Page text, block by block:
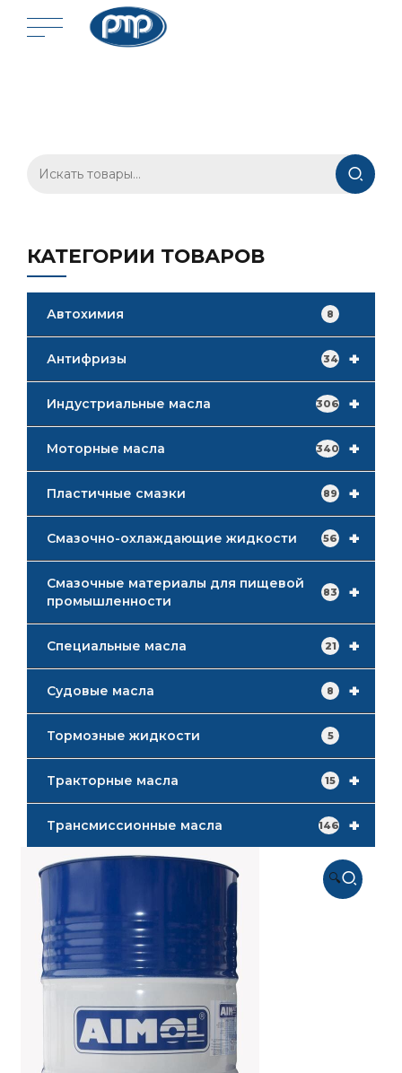
КАТЕГОРИИ ТОВАРОВ
Автохимия 8
+
Антифризы 34
+
Индустриальные масла 306
+
Моторные масла 340
+
Пластичные смазки 89
+
Смазочно-охлаждающие жидкости 56
+
Смазочные материалы для пищевой
промышленности
83
+
Специальные масла 21
+
Судовые масла 8
Тормозные жидкости 5
+
Тракторные масла 15
+
Трансмиссионные масла 146
🔍